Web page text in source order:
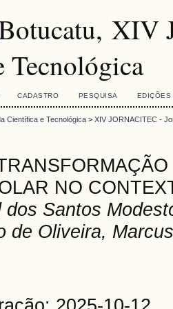
XIV
Tecnológica
CADASTRO PESQUISA EDIÇÕES
Científica e Tecnológica> XIV JORNACITEC -
NO
dos Santos
de Oliveira,